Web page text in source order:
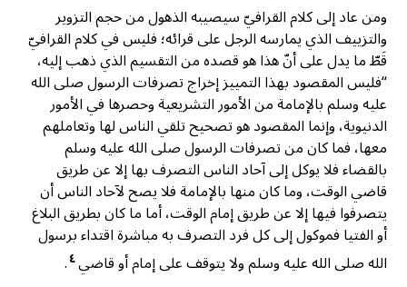
ومن عاد إلى كلام القرافيّ سيصيبه الذهول من حجم التزوير
والتزييف الذي يمارسه الرجل على قرائه؛ فليس في كلام القرافيّ
قَطّ ما يدل على أنّ هذا هو قصده من التقسيم الذي ذهب إليه،
“فليس المقصود بهذا التمييز إخراج تصرفات الرسول صلى الله
عليه وسلم بالإمامة من الأمور التشريعية وحصرها في الأمور
الدنيوية، وإنما المقصود هو تصحيح تلقي الناس لها وتعاملهم
معها، فما كان من تصرفات الرسول صلى الله عليه وسلم
بالقضاء فلا يوكل إلى آحاد الناس التصرف بها إلا عن طريق
قاضي الوقت، وما كان منها بالإمامة فلا يصح لآحاد الناس أن
يتصرفوا فيها إلا عن طريق إمام الوقت، أما ما كان بطريق البلاغ
أو الفتيا فموكول إلى كل فرد التصرف به مباشرة اقتداء برسول
الله صلى الله عليه وسلم ولا يتوقف على إمام أو قاضي٤.